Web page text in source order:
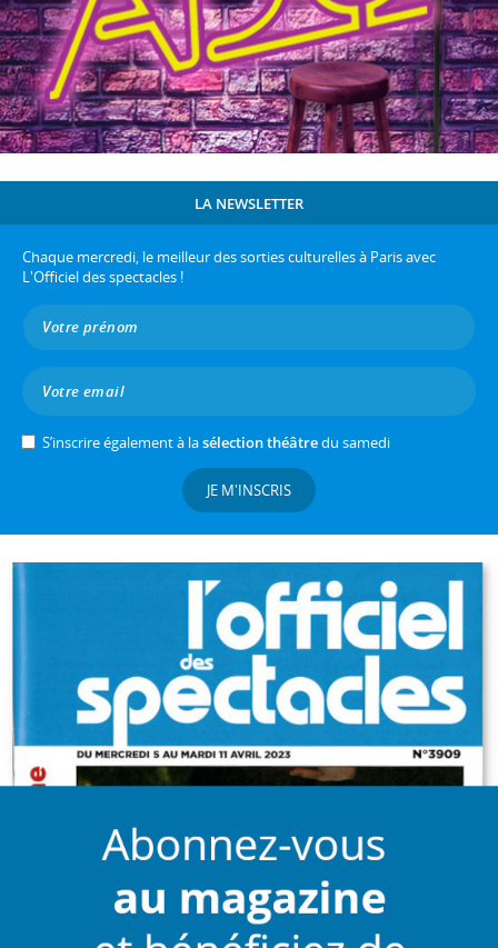
LA NEWSLETTER
Chaque mercredi, le meilleur des sorties culturelles à Paris avec
L'Officiel des spectacles !
S’inscrire également à lasélection théâtredu samedi
JE M'INSCRIS